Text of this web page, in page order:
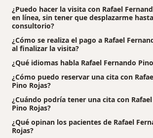
¿Puedo hacer la visita con Rafael
en línea, sin tener que desplazarme
consultorio?
¿Cómo se realiza el pago a Rafael
al finalizar la visita?
¿Qué idiomas habla Rafael Fernando
¿Cómo puedo reservar una cita con
Pino Rojas?
¿Cuándo podría tener una cita con
Pino Rojas?
¿Qué opinan los pacientes de Rafael
Rojas?